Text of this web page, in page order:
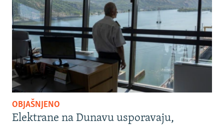
OBJAŠNJENO
Elektrane na Dunavu usporavaju,